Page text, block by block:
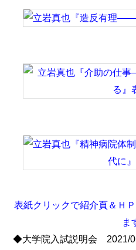
表紙クリックで紹介頁＆Ｈ
ま
◆大学院入試説明会 2021/